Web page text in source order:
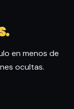
en menos de
ocultas.